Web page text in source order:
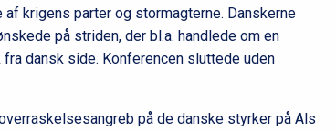
krigens parter og stormagterne. Danskerne
på striden, der bl.a. handlede om en
dansk side. Konferencen sluttede uden
på de danske styrker på Als